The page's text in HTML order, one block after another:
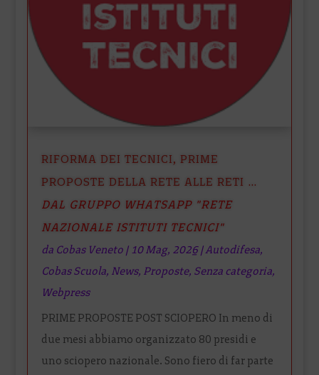
RIFORMA DEI TECNICI, PRIME
PROPOSTE DELLA RETE ALLE RETI …
DAL GRUPPO WHATSAPP "RETE
NAZIONALE ISTITUTI TECNICI"
da Cobas Veneto | 10 Mag, 2026|Autodifesa,
Cobas Scuola, News, Proposte, Senza categoria,
Webpress
PRIME PROPOSTE POST SCIOPERO In meno di
due mesi abbiamo organizzato 80 presidi e
uno sciopero nazionale. Sono fiero di far parte